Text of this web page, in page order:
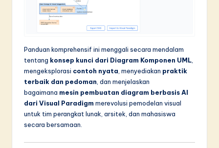
ti
o
Panduan komprehensif ini menggali secara mendalam
tentang konsep kunci dari Diagram Komponen UML
mengeksplorasi contoh nyata , menyediakan praktik
terbaik dan pedoman , dan menjelaskan
bagaimana mesin pembuatan diagram berbasis AI
dari Visual Paradigm merevolusi pemodelan visual
untuk tim perangkat lunak, arsitek, dan mahasiswa
secara bersamaan.